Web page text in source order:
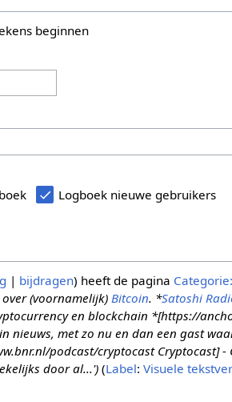
beginnen
Logboek nieuwe gebruikers
bijdragen heeft de pagina
(voornamelijk) Bitcoin. *Satoshi
en blockchain *[https://
nieuws, met zo nu en dan een gast
podcast/cryptocast Cryptocast] -
door al...') Label: Visuele